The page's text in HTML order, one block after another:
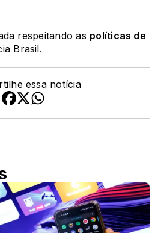
respeitando as políticas de
Brasil.
essa notícia